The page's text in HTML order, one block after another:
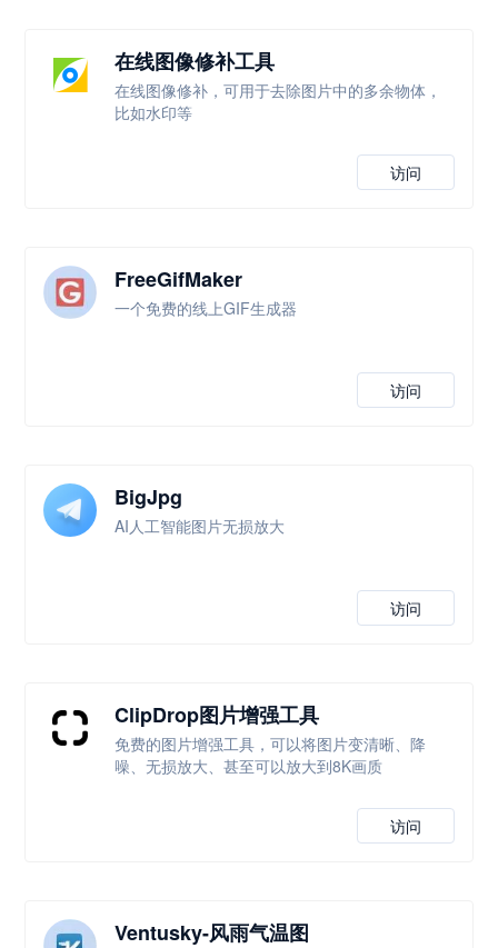
在线图像修补工具
在线图像修补，可用于去除图片中的多余物体，
比如水印等
访问
FreeGifMaker
一个免费的线上GIF生成器
访问
BigJpg
AI人工智能图片无损放大
访问
ClipDrop图片增强工具
免费的图片增强工具，可以将图片变清晰、降
噪、无损放大、甚至可以放大到8K画质
访问
Ventusky-风雨气温图